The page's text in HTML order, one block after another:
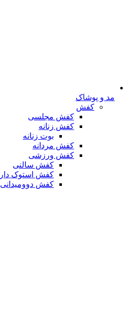
مد و پوشاک
کفش
کفش مجلسی
کفش زنانه
بوت زنانه
کفش مردانه
کفش ورزشی
کفش سالنی
کفش استوک دار
کفش دوومیدانی